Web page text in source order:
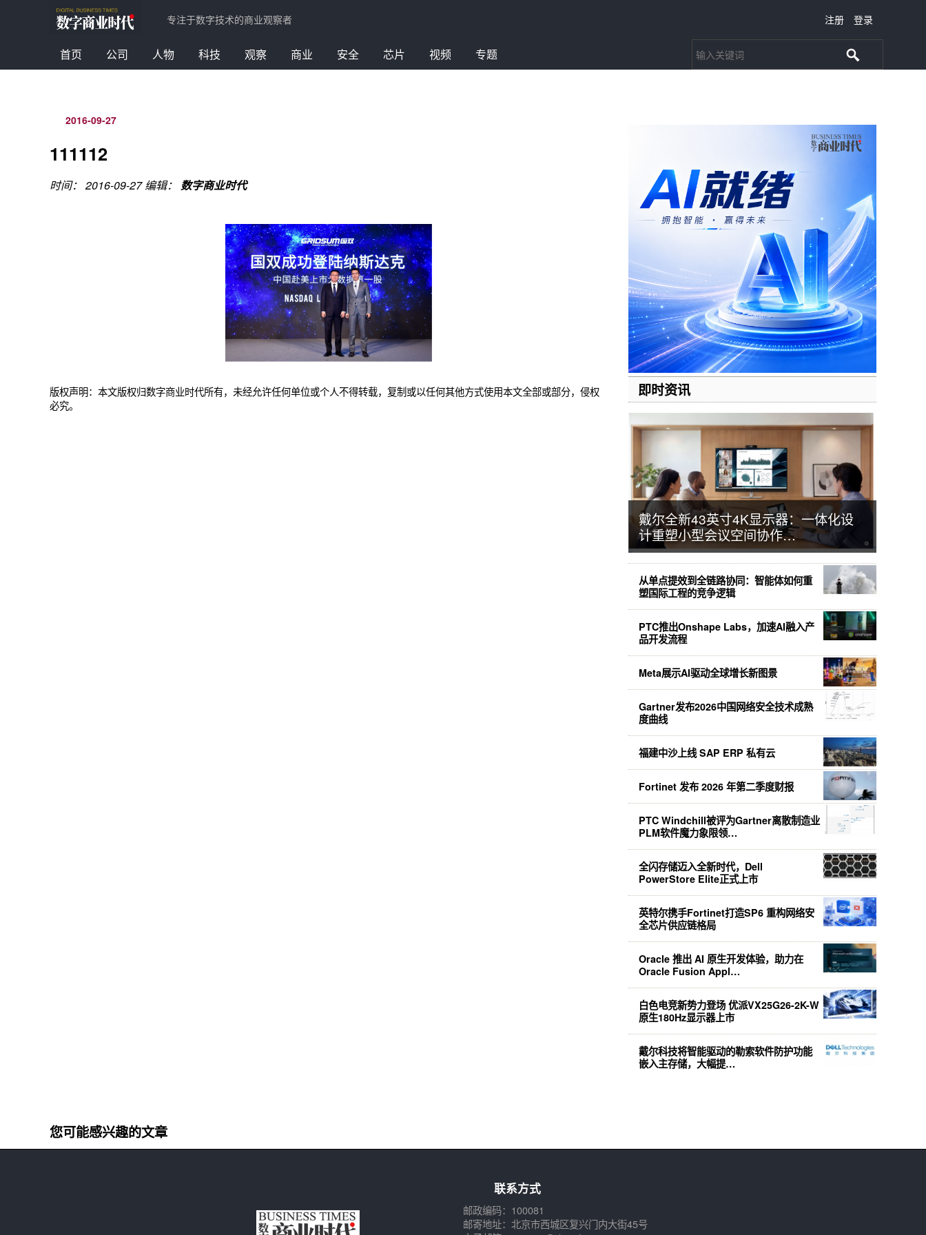
专注于数字技术的商业观察者 注册 登录
首页 公司 人物 科技 观察 商业 安全 芯片 视频 专题
2016-09-27
111112
时间： 2016-09-27编辑： 数字商业时代
版权声明：本文版权归数字商业时代所有，未经允许任何单位或个人不得转载，复制或以任何其他方式使用本文全部或部分，侵权
必究。
即时资讯
戴尔全新43英寸4K显示器：一体化设
计重塑小型会议空间协作…
从单点提效到全链路协同：智能体如何重
塑国际工程的竞争逻辑
PTC推出Onshape Labs，加速AI融入产
品开发流程
Meta展示AI驱动全球增长新图景
Gartner发布2026中国网络安全技术成熟
度曲线
福建中沙上线 SAP ERP 私有云
Fortinet 发布 2026 年第二季度财报
PTC Windchill被评为Gartner离散制造业
PLM软件魔力象限领…
全闪存储迈入全新时代，Dell
PowerStore Elite正式上市
英特尔携手Fortinet打造SP6 重构网络安
全芯片供应链格局
Oracle 推出 AI 原生开发体验，助力在
Oracle Fusion Appl…
白色电竞新势力登场 优派VX25G26-2K-W
原生180Hz显示器上市
戴尔科技将智能驱动的勒索软件防护功能
嵌入主存储，大幅提…
您可能感兴趣的文章
联系方式
邮政编码：100081
邮寄地址：北京市西城区复兴门内大街45号